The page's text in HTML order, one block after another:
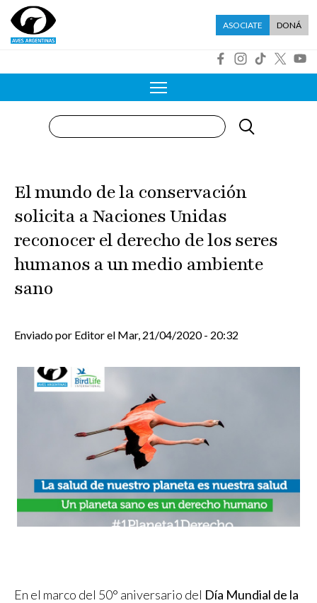
Pasar al contenido principal
Menú asociate
ASOCIATE DONÁ
Buscar
El mundo de la conservación
solicita a Naciones Unidas
reconocer el derecho de los seres
humanos a un medio ambiente
sano
Enviado por Editorel Mar, 21/04/2020 - 20:32
En el marco del 50° aniversario del Día Mundial de la